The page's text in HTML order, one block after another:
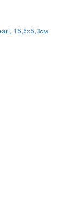
15,5х5,3см